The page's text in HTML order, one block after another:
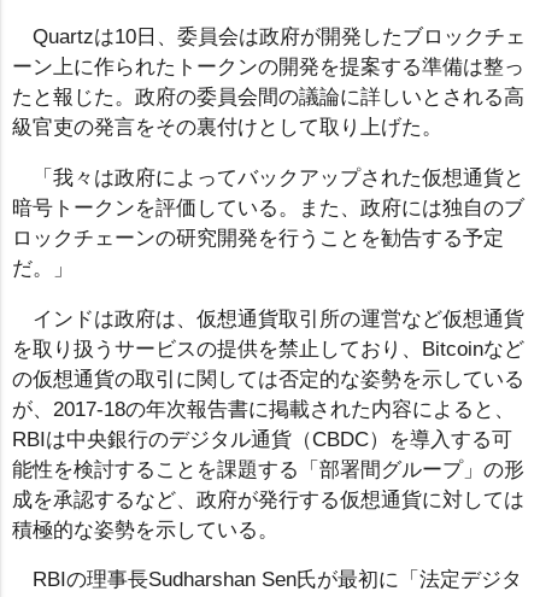
Quartzは10日、委員会は政府が開発したブロックチェ
ーン上に作られたトークンの開発を提案する準備は整っ
たと報じた。政府の委員会間の議論に詳しいとされる高
級官吏の発言をその裏付けとして取り上げた。
「我々は政府によってバックアップされた仮想通貨と
暗号トークンを評価している。また、政府には独自のブ
ロックチェーンの研究開発を行うことを勧告する予定
だ。」
インドは政府は、仮想通貨取引所の運営など仮想通貨
を取り扱うサービスの提供を禁止しており、Bitcoinなど
の仮想通貨の取引に関しては否定的な姿勢を示している
が、2017-18の年次報告書に掲載された内容によると、
RBIは中央銀行のデジタル通貨（CBDC）を導入する可
能性を検討することを課題する「部署間グループ」の形
成を承認するなど、政府が発行する仮想通貨に対しては
積極的な姿勢を示している。
RBIの理事長Sudharshan Sen氏が最初に「法定デジタ